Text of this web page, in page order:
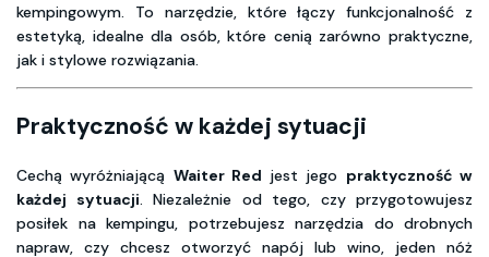
kempingowym. To narzędzie, które łączy funkcjonalność z
estetyką, idealne dla osób, które cenią zarówno praktyczne,
jak i stylowe rozwiązania.
Praktyczność w każdej sytuacji
Cechą wyróżniającą Waiter Red jest jego praktyczność w
każdej sytuacji. Niezależnie od tego, czy przygotowujesz
posiłek na kempingu, potrzebujesz narzędzia do drobnych
napraw, czy chcesz otworzyć napój lub wino, jeden nóż